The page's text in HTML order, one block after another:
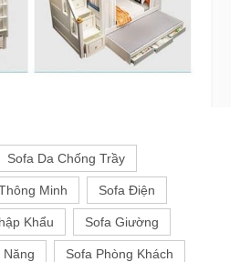
Sofa Da Chống Trầy
Minh Sofa Điện
Khẩu Sofa Giường
Sofa Phòng Khách